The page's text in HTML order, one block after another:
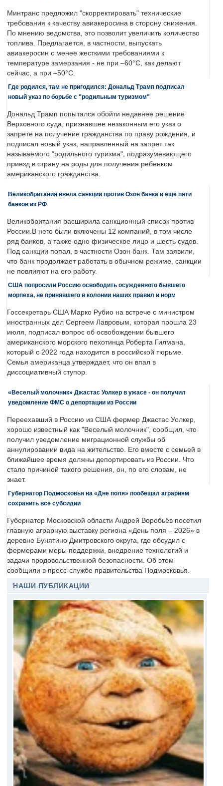
Минтранс предложил "скорректировать" технические
требования к качеству авиакеросина в сторону снижения.
По мнению ведомства, это позволит увеличить количество
топлива. Предлагается, в частности, выпускать
авиакеросин с менее жесткими требованиями к
температуре замерзания - не при –60°C, как делают
сейчас, а при –50°C.
Где родился, там не пригодился: Дональд Трамп подписал
новый указ по борьбе с "родильным туризмом"
Дональд Трамп попытался обойти недавнее решение
Верховного суда, признавшее незаконным его указ о
запрете на получение гражданства по праву рождения, и
подписал новый указ, направленный на запрет так
называемого "родильного туризма", подразумевающего
приезд в страну на роды для получения ребенком
американского гражданства.
Великобритания ввела санкции против Озон банка и еще пяти
банков из РФ
Великобритания расширила санкционный список против
России.В него были включены 12 компаний, в том числе
ряд банков, а также одно физическое лицо и шесть судов.
Под санкции попал, в частности Озон банк. Там заявили,
что банк продолжает работать в обычном режиме, санкции
не повлияют на его работу.
США попросили Россию освободить осужденного бывшего
морпеха, не принявшего в колонии наших правил и норм
Госсекретарь США Марко Рубио на встрече с министром
иностранных дел Сергеем Лавровым, которая прошла 23
июля, подписал вопрос об освобождении бывшего
американского морского пехотинца Роберта Гилмана,
который с 2022 года находится в российской тюрьме.
Семья американца утверждает, что он впал в
диссоциативный ступор.
«Веселый молочник» Джастас Уолкер в ужасе - он получил
уведомление ФМС о депортации из России
Переехавший в Россию из США фермер Джастас Уолкер,
хорошо известный как "Веселый молочник", сообщил, что
получил уведомление миграционной службы об
аннулировании вида на жительство. Его вместе с семьей в
ближайшее время должны депортировать из России. Что
стало причиной такого решения, он, по его словам, не
знает.
Губернатор Подмосковья на «Дне поля» пообещал аграриям
сохранить все субсидии
Губернатор Московской области Андрей Воробьёв посетил
главную аграрную выставку региона «День поля – 2026» в
деревне Бунятино Дмитровского округа, где обсудил с
фермерами меры поддержки, внедрение технологий и
задачи продовольственной безопасности. Об этом
сообщили в пресс-службе правительства Подмосковья.
НАШИ ПУБЛИКАЦИИ